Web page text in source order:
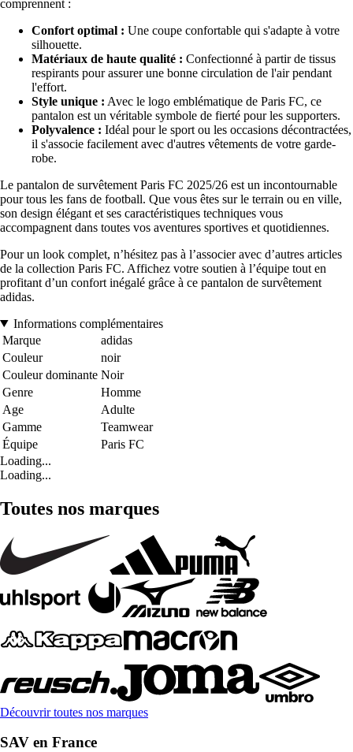
comprennent :
Confort optimal : Une coupe confortable qui s'adapte à votre
silhouette.
Matériaux de haute qualité : Confectionné à partir de tissus
respirants pour assurer une bonne circulation de l'air pendant
l'effort.
Style unique : Avec le logo emblématique de Paris FC, ce
pantalon est un véritable symbole de fierté pour les supporters.
Polyvalence : Idéal pour le sport ou les occasions décontractées,
il s'associe facilement avec d'autres vêtements de votre garde-
robe.
Le pantalon de survêtement Paris FC 2025/26 est un incontournable
pour tous les fans de football. Que vous êtes sur le terrain ou en ville,
son design élégant et ses caractéristiques techniques vous
accompagnent dans toutes vos aventures sportives et quotidiennes.
Pour un look complet, n’hésitez pas à l’associer avec d’autres articles
de la collection Paris FC. Affichez votre soutien à l’équipe tout en
profitant d’un confort inégalé grâce à ce pantalon de survêtement
adidas.
Informations complémentaires
Marque
adidas
Couleur
noir
Couleur dominante Noir
Genre
Homme
Age
Adulte
Gamme
Teamwear
Équipe
Paris FC
Loading...
Loading...
Toutes nos marques
Découvrir toutes nos marques
SAV en France